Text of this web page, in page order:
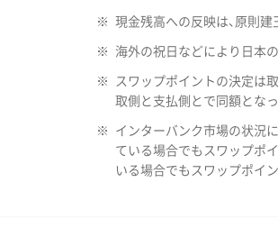
※ 現金残高への反映は、原則
※ 海外の祝日などにより日本
※
スワップポイントの決定は
取側と支払側とで同額となっ
※
インターバンク市場の状況
ている場合でもスワップポ
いる場合でもスワップポイ